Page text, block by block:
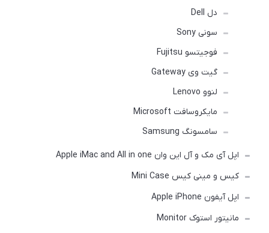
دل Dell
سونی Sony
فوجیتسو Fujitsu
گیت وی Gateway
لنوو Lenovo
مایکروسافت Microsoft
سامسونگ Samsung
اپل آی مک و آل این وان Apple iMac and All in one
کیس و مینی کیس Mini Case
اپل آیفون Apple iPhone
مانیتور استوک Monitor